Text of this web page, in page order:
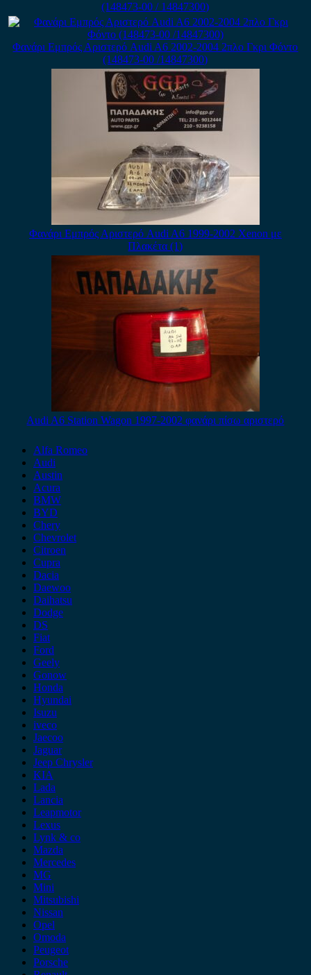
(148473-00 / 14847300)
Φανάρι Εμπρός Αριστερό Audi A6 2002-2004 2πλο Γκρι Φόντο
(148473-00 /14847300)
Φανάρι Εμπρός Αριστερό Audi A6 1999-2002 Xenon με
Πλακέτα (1)
Audi A6 Station Wagon 1997-2002 φανάρι πίσω αριστερό
Alfa Romeo
Audi
Austin
Acura
BMW
BYD
Chery
Chevrolet
Citroen
Cupra
Dacia
Daewoo
Daihatsu
Dodge
DS
Fiat
Ford
Geely
Gonow
Honda
Hyundai
Isuzu
iveco
Jaecoo
Jaguar
Jeep Chrysler
KIA
Lada
Lancia
Leapmotor
Lexus
Lynk & co
Mazda
Mercedes
MG
Mini
Mitsubishi
Nissan
Opel
Omoda
Peugeot
Porsche